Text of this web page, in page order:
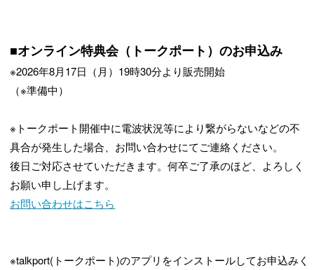
■オンライン特典会（トークポート）のお申込み
※2026年8月17日（月）19時30分より販売開始
（※準備中）
※トークポート開催中に電波状況等により繋がらないなどの不
具合が発生した場合、お問い合わせにてご連絡ください。
後日ご対応させていただきます。何卒ご了承のほど、よろしく
お願い申し上げます。
お問い合わせはこちら
※talkport(トークポート)のアプリをインストールしてお申込みく